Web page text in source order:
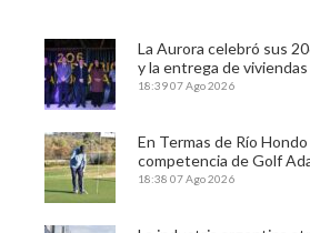
La Aurora celebró sus
y la entrega de
18:3907 Ago 2026
En Termas de Río
competencia de Golf
18:38 07 Ago 2026